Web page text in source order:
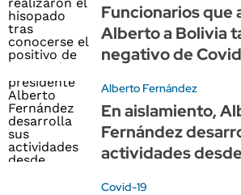
Funcionarios que
Alberto a Bolivia
negativo de
Alberto Fernández
En aislamiento,
Fernández
actividades
Covid-19